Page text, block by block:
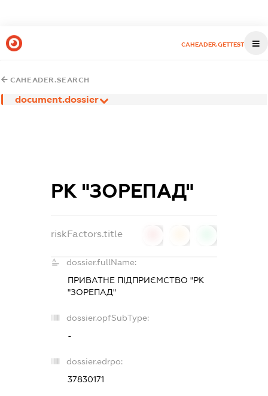
CAHEADER.GETTEST
CAHEADER.SEARCH
document.dossier
РК "ЗОРЕПАД"
riskFactors.title
dossier.fullName:
ПРИВАТНЕ ПІДПРИЄМСТВО "РК
"ЗОРЕПАД"
dossier.opfSubType:
-
dossier.edrpo:
37830171